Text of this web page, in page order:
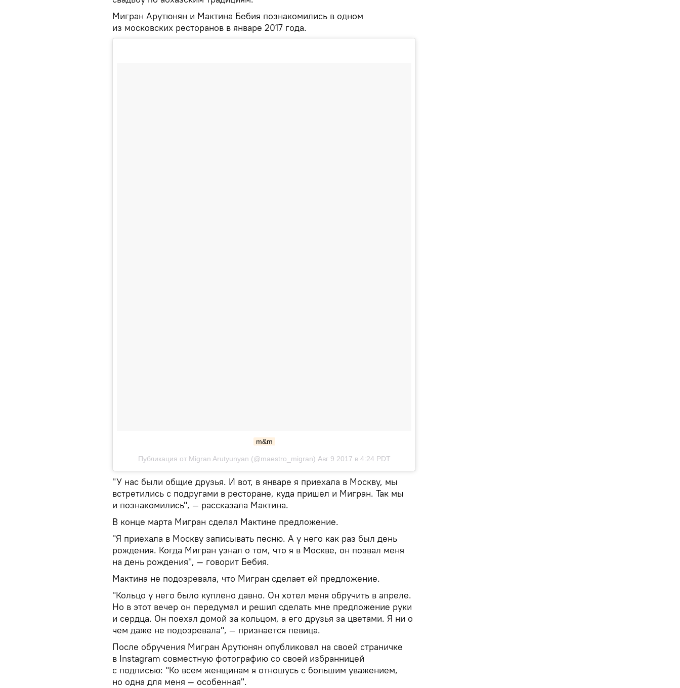
Мигран Арутюнян и Мактина Бебия познакомились в одном
из московских ресторанов в январе 2017 года.
m&m
Публикация от Migran Arutyunyan (@maestro_migran) Авг 9 2017 в 4:24 PDT
"У нас были общие друзья. И вот, в январе я приехала в Москву, мы
встретились с подругами в ресторане, куда пришел и Мигран. Так мы
и познакомились", — рассказала Мактина.
В конце марта Мигран сделал Мактине предложение.
"Я приехала в Москву записывать песню. А у него как раз был день
рождения. Когда Мигран узнал о том, что я в Москве, он позвал меня
на день рождения", — говорит Бебия.
Мактина не подозревала, что Мигран сделает ей предложение.
"Кольцо у него было куплено давно. Он хотел меня обручить в апреле.
Но в этот вечер он передумал и решил сделать мне предложение руки
и сердца. Он поехал домой за кольцом, а его друзья за цветами. Я ни о
чем даже не подозревала", — признается певица.
После обручения Мигран Арутюнян опубликовал на своей страничке
в Instagram совместную фотографию со своей избранницей
с подписью: "Ко всем женщинам я отношусь с большим уважением,
но одна для меня — особенная".